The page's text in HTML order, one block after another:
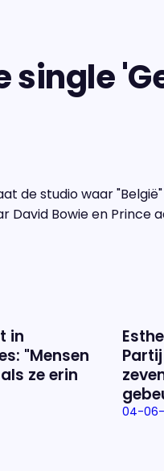
single
de studio waar "België"
David Bowie en Prince
in
"Mensen
ze erin
04-